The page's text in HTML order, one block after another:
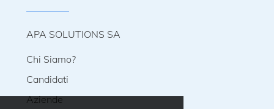
APA SOLUTIONS SA
Chi Siamo?
Candidati
Aziende